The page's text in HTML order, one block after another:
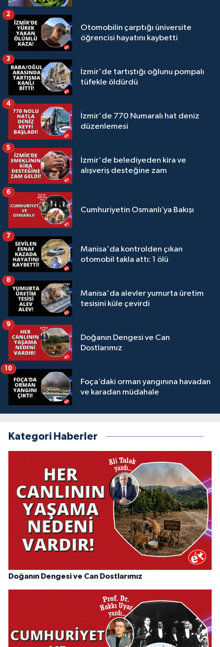
Otomobilin çarptığı üniversite
öğrencisi hayatını kaybetti
2
İzmir'de tartıştığı oğlunu pompalı
tüfekle öldürdü
3
İzmir'de 770 Numaralı hat deniz
düzenlemesi
4
İzmir'de belediyeden kira ve
alışveriş desteğine zam
5
Cumhuriyetin Osmanlı’ya Bakışı
6
Manisa'da kontrolden çıkan
otomobil takla attı: 1 ölü
7
Manisa'da alevler yumurta üretim
tesisini küle çevirdi
8
Doğanın Dengesi ve Can
Dostlarımız
9
Foça’daki orman yangınına havadan
ve karadan müdahale
10
Kategori Haberler
Doğanın Dengesi ve Can Dostlarımız